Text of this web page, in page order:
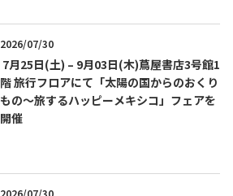
2026/07/30
7月25日(土) – 9月03日(木)蔦屋書店3号館1
階 旅行フロアにて「太陽の国からのおくり
もの～旅するハッピーメキシコ」フェアを
開催